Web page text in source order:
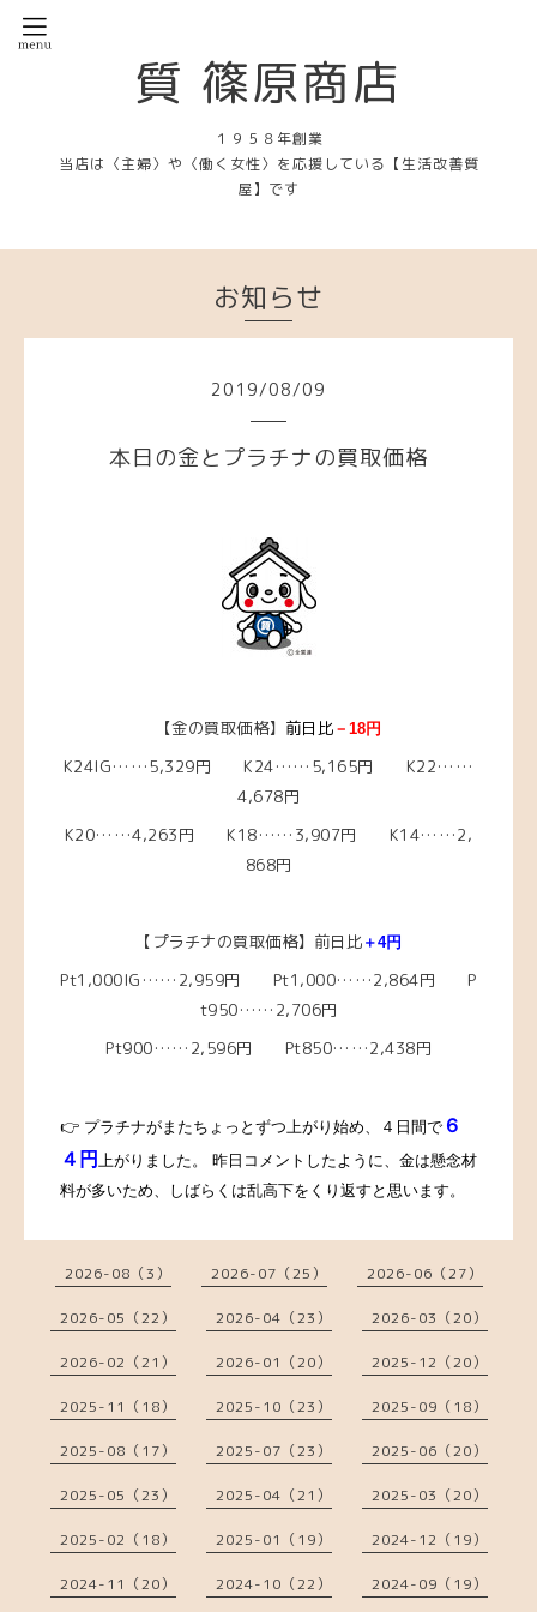
質 篠原商店
１９５８年創業
当店は〈主婦〉や〈働く女性〉を応援している【生活改善質
屋】です
お知らせ
2019/08/09
本日の金とプラチナの買取価格
【金の買取価格】 前日比 －18円
K24IG……5,329円 K24……5,165円 K22……
4,678円
K20……4,263円 K18……3,907円 K14……2,
868円
【プラチナの買取価格】前日比 ＋4円
Pt1,000IG……2,959円 Pt1,000……2,864円 P
t950……2,706円
Pt900……2,596円 Pt850……2,438円
👉 プラチナがまたちょっとずつ上がり始め、４ 日間で ６
４円 上がりました。 昨日コメントしたように、金は懸念材
料が多いため、しばらくは乱高下をくり返すと思います。
2026-08（3） 2026-07（25） 2026-06（27）
2026-05（22） 2026-04（23） 2026-03（20）
2026-02（21） 2026-01（20） 2025-12（20）
2025-11（18） 2025-10（23） 2025-09（18）
2025-08（17） 2025-07（23） 2025-06（20）
2025-05（23） 2025-04（21） 2025-03（20）
2025-02（18） 2025-01（19） 2024-12（19）
2024-11（20） 2024-10（22） 2024-09（19）